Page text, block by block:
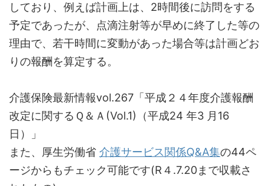
しており、例えば計画上は、2時間後に訪問をする
予定であったが、点滴注射等が早めに終了した等の
理由で、若干時間に変動があった場合等は計画どお
りの報酬を算定する。
介護保険最新情報vol.267「平成２４年度介護報酬
改定に関するＱ＆Ａ(Vol.1)（平成24 年3 月16
日）」
また、厚生労働省 介護サービス関係Q&A集の44ペ
ージからもチェック可能です(R４.7.20まで収載さ